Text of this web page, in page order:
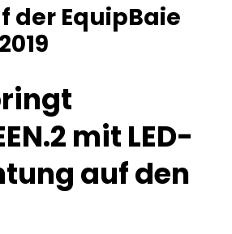
der EquipBaie
mit LED-
auf den